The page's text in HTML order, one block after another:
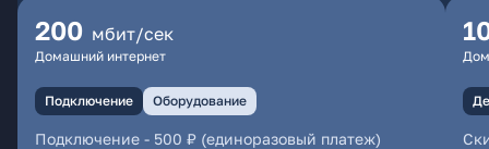
200 мбит/сек
Домашний интернет
Подключение Оборудование
Подключение - 500 ₽ (единоразовый платеж)